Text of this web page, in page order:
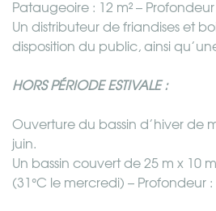
Pataugeoire : 12 m² – Profondeur
Un distributeur de friandises et
disposition du public, ainsi
HORS PÉRIODE ESTIVALE :
Ouverture du bassin d’hiver de
juin.
Un bassin couvert de 25 m x 10
(31°C le mercredi) – Profondeur :